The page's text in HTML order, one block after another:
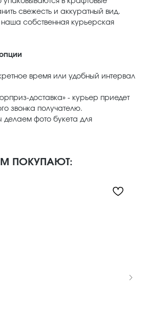
свежесть и аккуратный вид.
наша собственная курьерская
время или удобный интервал
доставка» - курьер приедет
звонка получателю.
делаем фото букета для
ПОКУПАЮТ: